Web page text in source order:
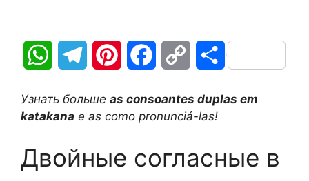
W
a
s
l
g
n
e
c
b
p
L
О
а
Узнать больше as consoantes duplas em
katakana e as como pronunciá-las!
Двойные согласные в